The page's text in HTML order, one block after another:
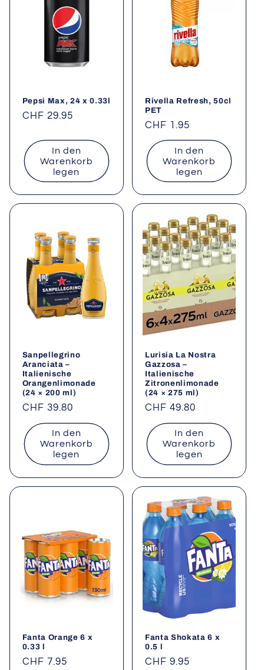
Pepsi Max, 24 x 0.33l
Normaler
CHF 29.95
In den
Warenkorb
legen
Rivella Refresh, 50cl
PET
Normaler
Preis
CHF 1.95
In den
Warenkorb
legen
Sanpellegrino
Aranciata –
Italienische
Orangenlimonade
(24 × 200 ml)
Normaler
Preis
CHF 39.80
In den
Warenkorb
legen
Lurisia La Nostra
Gazzosa –
Italienische
Zitronenlimonade
(24 × 275 ml)
Normaler
Preis
CHF 49.80
In den
Warenkorb
legen
Fanta Orange 6 x
0.33 l
Normaler
CHF 7.95
Fanta Shokata 6 x
0.5 l
Normaler
CHF 9.95